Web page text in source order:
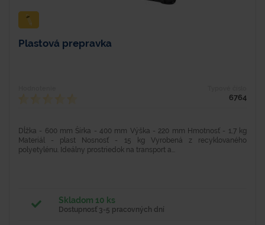
Plastová prepravka
6764
Dĺžka - 600 mm Šírka - 400 mm Výška - 220 mm Hmotnosť - 1,7 kg
Materiál - plast Nosnosť - 15 kg Vyrobená z recyklovaného
polyetylénu. Ideálny prostriedok na transport a...
Skladom 10 ks
Dostupnosť 3-5 pracovných dní